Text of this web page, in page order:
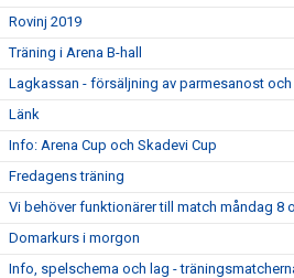
Rovinj 2019
Träning i Arena B-hall
Lagkassan - försäljning av parmesanost
Länk
Info: Arena Cup och Skadevi Cup
Fredagens träning
Vi behöver funktionärer till match måndag 8
Domarkurs i morgon
Info, spelschema och lag -